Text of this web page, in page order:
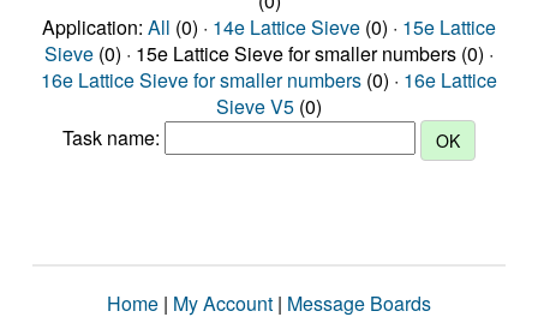
Application: All (0) · 14e Lattice Sieve (0) · 15e Lattice
Sieve (0) · 15e Lattice Sieve for smaller numbers (0) ·
16e Lattice Sieve for smaller numbers (0) · 16e Lattice
Sieve V5 (0)
Task name:
Home | My Account | Message Boards